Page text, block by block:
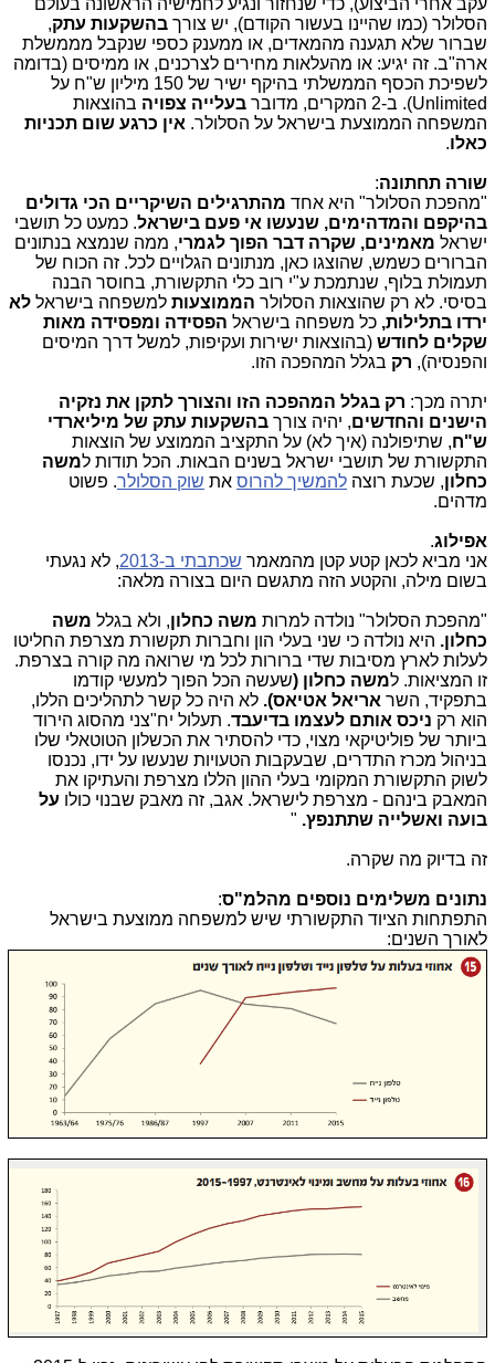
עקב אחרי הביצוע), כדי שנחזור ונגיע לחמישיה הראשונה בעולם
הסלולר (כמו שהיינו בעשור הקודם), יש צורך בהשקעות עתק,
שברור שלא תגענה מהמאדים, או ממענק כספי שנקבל מממשלת
ארה"ב. זה יגיע: או מהעלאות מחירים לצרכנים, או ממיסים (בדומה
לשפיכת הכסף הממשלתי בהיקף ישיר של 150 מיליון ש"ח על
Unlimited). ב-2 המקרים, מדובר
בעלייה צפויה בהוצאות
המשפחה הממוצעת בישראל על הסלולר. אין כרגע שום תכניות
כאלו.
שורה תחתונה:
"מהפכת הסלולר" היא אחד מהתרגילים השיקריים הכי גדולים
בהיקפם והמדהימים, שנעשו אי פעם בישראל. כמעט כל תושבי
ישראל מאמינים, שקרה דבר הפוך לגמרי, ממה שנמצא בנתונים
הברורים כשמש, שהוצגו כאן, מנתונים הגלויים לכל. זה הכוח של
תעמולת בלוף, שנתמכת ע"י רוב כלי התקשורת, בחוסר הבנה
בסיסי. לא רק שהוצאות הסלולר הממוצעות למשפחה בישראל לא
ירדו בתלילות, כל משפחה בישראל הפסידה ומפסידה מאות
שקלים לחודש (בהוצאות ישירות ועקיפות, למשל דרך המיסים
והפנסיה), רק בגלל המהפכה הזו.
יתרה מכך: רק בגלל המהפכה הזו והצורך לתקן את נזקיה
הישנים והחדשים, יהיה צורך בהשקעות עתק של מיליארדי
ש"ח, שתיפולנה (איך לא) על התקציב הממוצע של הוצאות
התקשורת של תושבי ישראל בשנים הבאות. הכל תודות למשה
כחלון, שכעת רוצה להמשיך להרוס את שוק הסלולר. פשוט
מדהים.
אפילוג.
אני מביא לכאן קטע קטן מהמאמר שכתבתי ב-2013
, לא נגעתי
בשום מילה, והקטע הזה מתגשם היום בצורה מלאה:
"מהפכת הסלולר" נולדה למרות משה כחלון, ולא בגלל משה
כחלון. היא נולדה כי שני בעלי הון וחברות תקשורת מצרפת החליטו
לעלות לארץ מסיבות שדי ברורות לכל מי שרואה מה קורה בצרפת.
זו המציאות. למשה כחלון (שעשה הכל הפוך למעשי קודמו
בתפקיד, השר אריאל אטיאס). לא היה כל קשר לתהליכים הללו,
הוא רק ניכס אותם לעצמו בדיעבד. תעלול יח"צני מהסוג הירוד
ביותר של פוליטיקאי מצוי, כדי להסתיר את הכשלון הטוטאלי שלו
בניהול מכרז התדרים, שבעקבות הטעויות שנעשו על ידו, נכנסו
לשוק התקשורת המקומי בעלי ההון הללו מצרפת והעתיקו את
המאבק בינהם - מצרפת לישראל. אגב, זה מאבק שבנוי כולו על
בועה ואשלייה שתתנפץ. "
זה בדיוק מה שקרה.
נתונים משלימים נוספים מהלמ"ס:
התפתחות הציוד התקשורתי שיש למשפחה ממוצעת בישראל
לאורך השנים: